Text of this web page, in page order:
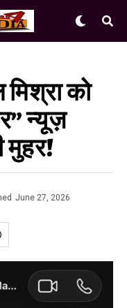
को
न्यूज़
मुहर!
June 27, 2026